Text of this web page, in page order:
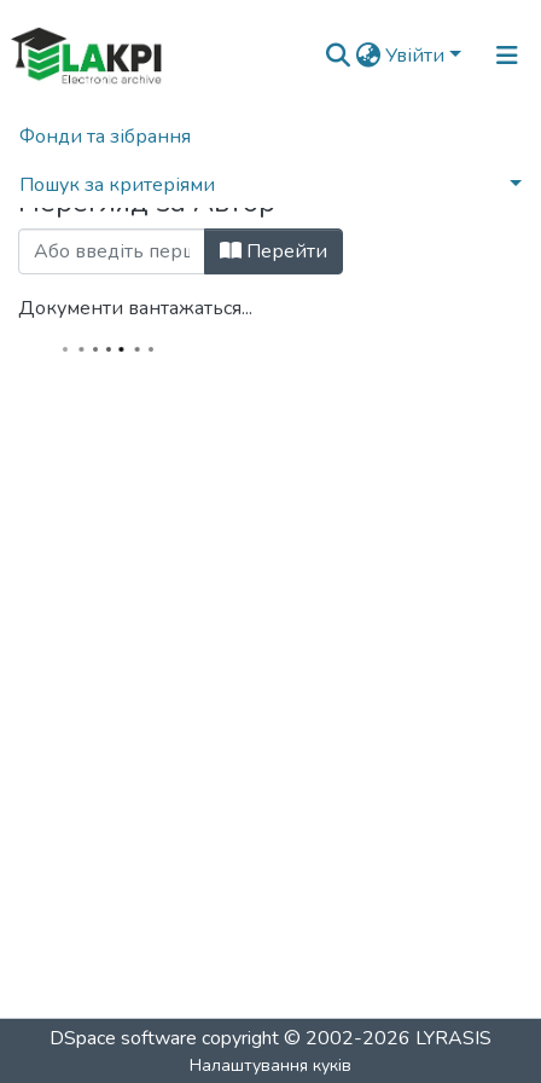
Увійти
Фонди та зібрання
Пошук за критеріями
Головна Переглянути за автором
Перегляд за Автор
Перейти
Документи вантажаться...
DSpace software copyright © 2002-2026 LYRASIS
Налаштування куків